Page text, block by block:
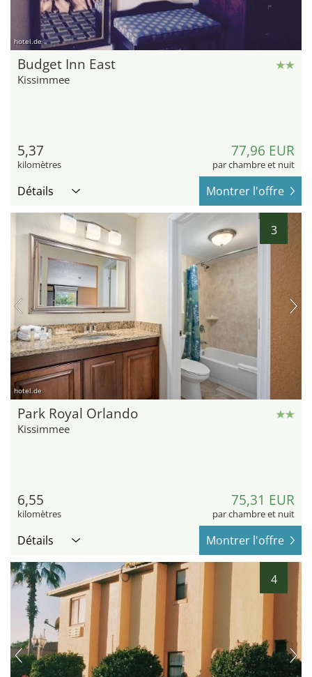
hotel.de
Budget Inn East
Kissimmee
5,37
kilomètres
77,96 EUR
par chambre et nuit
Détails Montrer l'offre
3
hotel.de
Park Royal Orlando
Kissimmee
6,55
kilomètres
75,31 EUR
par chambre et nuit
Détails Montrer l'offre
4